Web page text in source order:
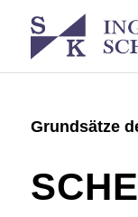
Grundsätze